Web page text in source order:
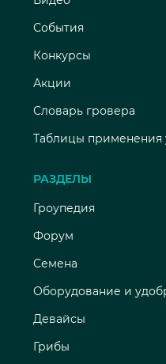
События
Конкурсы
Акции
Словарь гровера
Таблицы применения
РАЗДЕЛЫ
Гроупедия
Форум
Семена
Оборудование и
Девайсы
Грибы